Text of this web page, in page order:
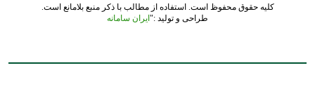
کلیه حقوق محفوظ است. استفاده از مطالب با ذکر منبع بلامانع است.
طراحی و تولید :"ایران سامانه